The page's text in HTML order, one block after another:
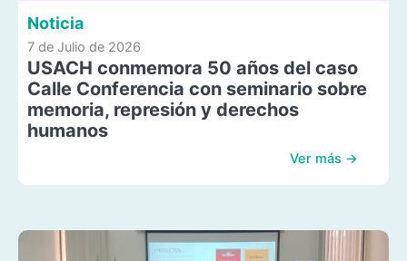
Noticia
7 de Julio de 2026
USACH conmemora 50 años del caso
Calle Conferencia con seminario sobre
memoria, represión y derechos
humanos
Ver más →